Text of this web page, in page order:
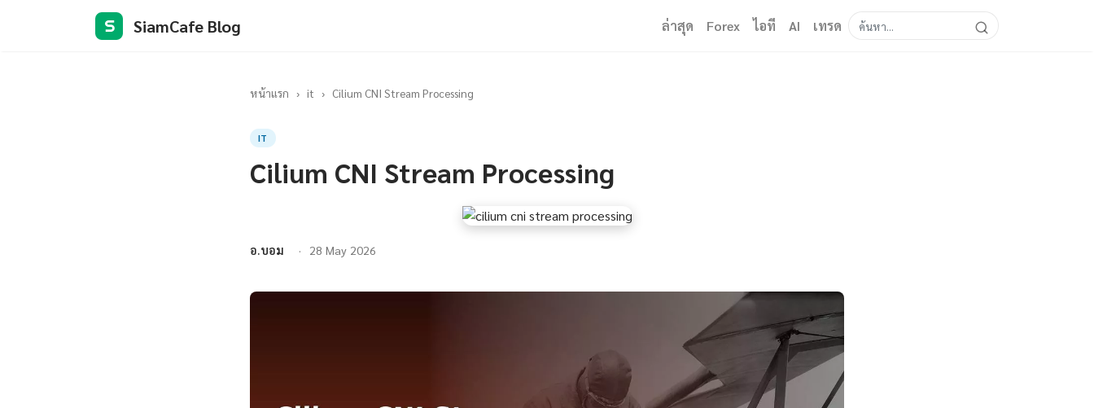
S SiamCafe Blog ล่าสุด Forex ไอที AI เทรด
หน้าแรก › it › Cilium CNI Stream Processing
IT
Cilium CNI Stream Processing
อ.บอม 28 May 2026